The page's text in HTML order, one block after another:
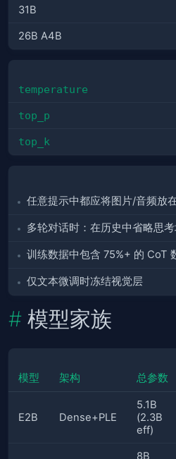
31B
26B A4B
temperature
top_p
top_k
任意提示中都应将图片/音频放
多轮对话时：在历史中省略思
训练数据中包含 75%+ 的 CoT
仅文本微调时冻结视觉层
模型家族
模型 架构 总参数
E2B Dense+PLE
5.1B
(2.3B
eff)
8B